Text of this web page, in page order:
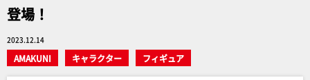
登場！
2023.12.14
AMAKUNI キャラクター フィギュア